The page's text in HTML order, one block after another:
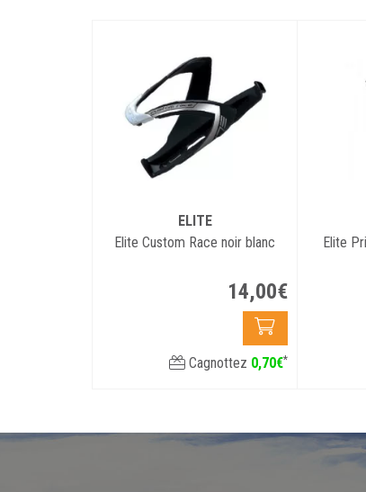
ELITE
Elite Custom Race noir blanc
14,00€
Cagnottez 0,70€*
Elite